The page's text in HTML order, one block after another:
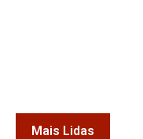
Mais Lidas